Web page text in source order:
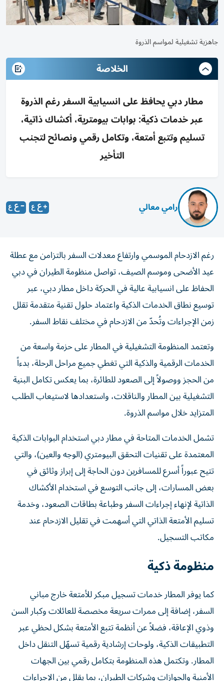
جاهزية تشغيلية لمواسم الذروة
الخلاصة
مطار دبي يحافظ على انسيابية السفر رغم الذروة
عبر خدمات ذكية: بوابات بيومترية، أكشاك ذاتية،
تسليم وتتبع أمتعة، وتكامل رقمي ونصائح لتجنب
التأخير
رامي معالي
رغم الازدحام الموسمي وارتفاع معدلات السفر بالتزامن مع عطلة
عيد الأضحى وموسم الصيف، تواصل منظومة الطيران في دبي
الحفاظ على انسيابية عالية في الحركة داخل مطار دبي، عبر
توسيع نطاق الخدمات الذكية واعتماد حلول تقنية متقدمة تقلل
زمن الإجراءات وتُحدّ من الازدحام في مختلف نقاط السفر.
وتعتمد المنظومة التشغيلية في المطار على حزمة واسعة من
الخدمات الرقمية والذكية التي تغطي جميع مراحل الرحلة، بدءاً
من الحجز ووصولاً إلى الصعود للطائرة، بما يعكس تكامل البنية
التشغيلية بين المطار والناقلات، واستعدادها لاستيعاب الطلب
المتزايد خلال مواسم الذروة.
تشمل الخدمات المتاحة في مطار دبي استخدام البوابات الذكية
المعتمدة على تقنيات التحقق البيومتري (الوجه والعين)، والتي
تتيح عبوراً أسرع للمسافرين دون الحاجة إلى إبراز وثائق في
بعض المسارات، إلى جانب التوسع في استخدام الأكشاك
الذاتية لإنهاء إجراءات السفر وطباعة بطاقات الصعود، وخدمة
تسليم الأمتعة الذاتي التي أسهمت في تقليل الازدحام عند
مكاتب التسجيل.
منظومة ذكية
كما يوفر المطار خدمات تسجيل مبكر للأمتعة خارج مباني
السفر، إضافة إلى ممرات سريعة مخصصة للعائلات وكبار السن
وذوي الإعاقة، فضلاً عن أنظمة تتبع الأمتعة بشكل لحظي عبر
التطبيقات الذكية، ولوحات إرشادية رقمية تسهّل التنقل داخل
المطار. وتكتمل هذه المنظومة بتكامل رقمي بين الجهات